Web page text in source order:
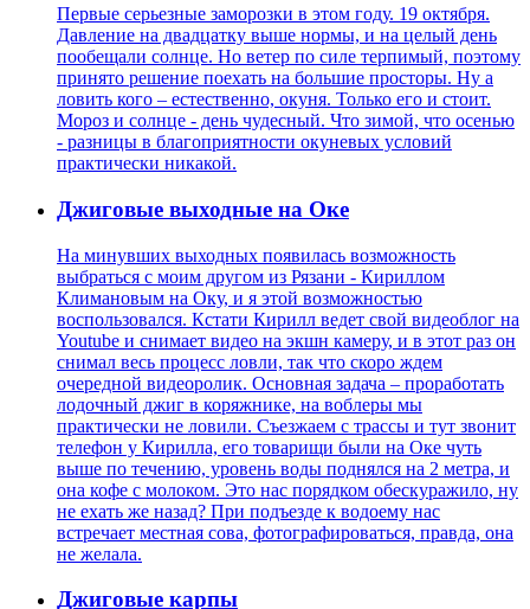
Первые серьезные заморозки в этом году. 19 октября.
Давление на двадцатку выше нормы, и на целый день
пообещали солнце. Но ветер по силе терпимый, поэтому
принято решение поехать на большие просторы. Ну а
ловить кого – естественно, окуня. Только его и стоит.
Мороз и солнце - день чудесный. Что зимой, что осенью
- разницы в благоприятности окуневых условий
практически никакой.
Джиговые выходные на Оке
На минувших выходных появилась возможность
выбраться с моим другом из Рязани - Кириллом
Климановым на Оку, и я этой возможностью
воспользовался. Кстати Кирилл ведет свой видеоблог на
Youtube и снимает видео на экшн камеру, и в этот раз он
снимал весь процесс ловли, так что скоро ждем
очередной видеоролик. Основная задача – проработать
лодочный джиг в коряжнике, на воблеры мы
практически не ловили. Съезжаем с трассы и тут звонит
телефон у Кирилла, его товарищи были на Оке чуть
выше по течению, уровень воды поднялся на 2 метра, и
она кофе с молоком. Это нас порядком обескуражило, ну
не ехать же назад? При подъезде к водоему нас
встречает местная сова, фотографироваться, правда, она
не желала.
Джиговые карпы